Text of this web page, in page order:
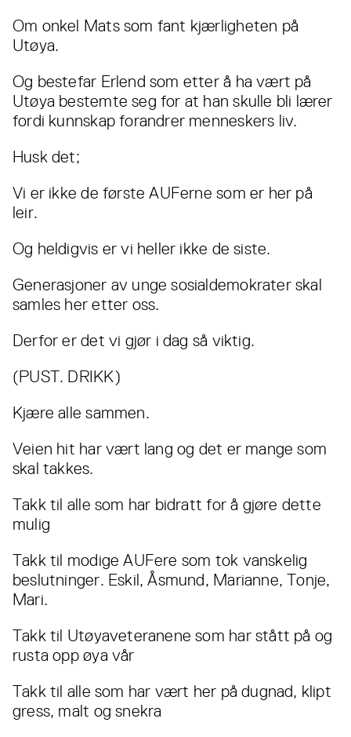
Om onkel Mats som fant kjærligheten på
Utøya.
Og bestefar Erlend som etter å ha vært på
Utøya bestemte seg for at han skulle bli lærer
fordi kunnskap forandrer menneskers liv.
Husk det;
Vi er ikke de første AUFerne som er her på
leir.
Og heldigvis er vi heller ikke de siste.
Generasjoner av unge sosialdemokrater skal
samles her etter oss.
Derfor er det vi gjør i dag så viktig.
(PUST. DRIKK)
Kjære alle sammen.
Veien hit har vært lang og det er mange som
skal takkes.
Takk til alle som har bidratt for å gjøre dette
mulig
Takk til modige AUFere som tok vanskelig
beslutninger. Eskil, Åsmund, Marianne, Tonje,
Mari.
Takk til Utøyaveteranene som har stått på og
rusta opp øya vår
Takk til alle som har vært her på dugnad, klipt
gress, malt og snekra